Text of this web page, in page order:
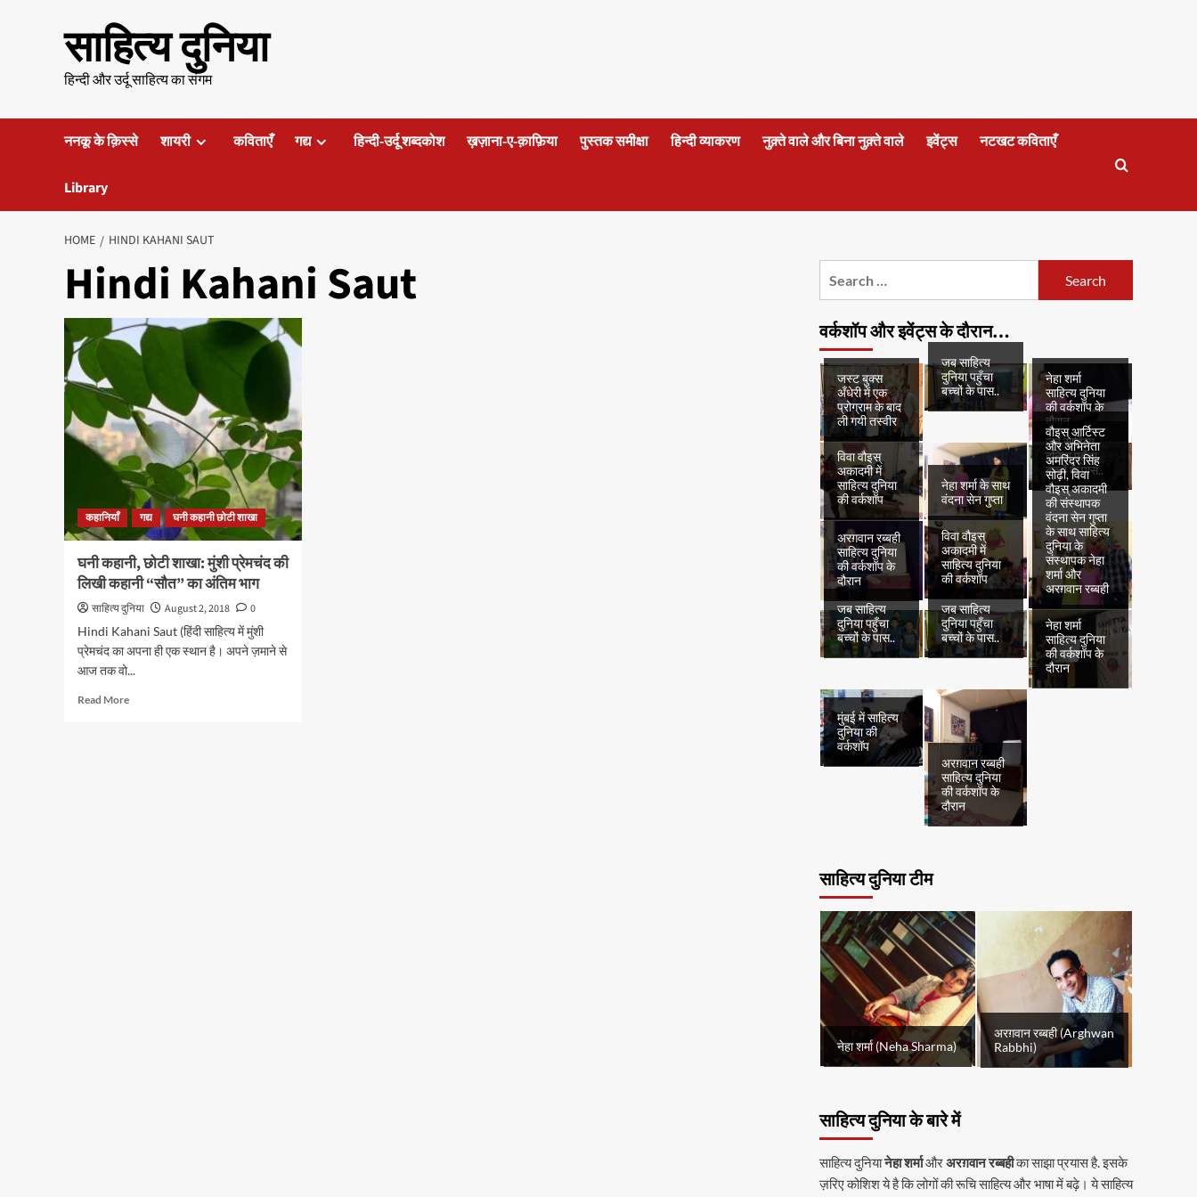
साहित्य दुनिया
हिन्दी और उर्दू साहित्य का संगम
ननकू के क़िस्से शायरी कविताएँ गद्य हिन्दी-उर्दू शब्दकोश ख़ज़ाना-ए-क़ाफ़िया पुस्तक समीक्षा हिन्दी व्याकरण नुक़्ते वाले और बिना नुक़्ते वाले इवेंट्स नटखट कविताएँ
Library
HOME HINDI KAHANI SAUT
Hindi Kahani Saut
कहानियाँ गद्य घनी कहानी छोटी शाखा
घनी कहानी, छोटी शाखा: मुंशी प्रेमचंद की
लिखी कहानी “सौत” का अंतिम भाग
साहित्य दुनिया August 2, 2018
0
Hindi Kahani Saut (हिंदी साहित्य में मुंशी
प्रेमचंद का अपना ही एक स्थान है। अपने ज़माने से
आज तक वो...
Read MoreRead
वर्कशॉप और इवेंट्स के दौरान…
जस्ट बुक्स
अँधेरी में एक
प्रोग्राम के बाद
ली गयी तस्वीर
जब साहित्य
दुनिया पहुँचा
बच्चों के पास..
नेहा शर्मा
साहित्य दुनिया
की वर्कशॉप के
दौरान
विवा वौइस्
अकादमी में
साहित्य दुनिया
की वर्कशॉप
नेहा शर्मा के साथ
वंदना सेन गुप्ता
जब साहित्य
दुनिया पहुँचा
बच्चों के पास..
अरग़वान रब्बही
साहित्य दुनिया
की वर्कशॉप के
दौरान
विवा वौइस्
अकादमी में
साहित्य दुनिया
की वर्कशॉप
वौइस् आर्टिस्ट
और अभिनेता
अमरिंदर सिंह
सोढ़ी, विवा
वौइस् अकादमी
की संस्थापक
वंदना सेन गुप्ता
के साथ साहित्य
दुनिया के
संस्थापक नेहा
शर्मा और
अरग़वान रब्बही
जब साहित्य
दुनिया पहुँचा
बच्चों के पास..
जब साहित्य
दुनिया पहुँचा
बच्चों के पास..
नेहा शर्मा
साहित्य दुनिया
की वर्कशॉप के
दौरान
मुंबई में साहित्य
दुनिया की
वर्कशॉप
अरग़वान रब्बही
साहित्य दुनिया
की वर्कशॉप के
दौरान
साहित्य दुनिया टीम
नेहा शर्मा (Neha Sharma)
अरग़वान रब्बही (Arghwan
Rabbhi)
साहित्य दुनिया के बारे में
साहित्य दुनियानेहा शर्माऔरअरग़वान रब्बहीका साझा प्रयास है. इसके
ज़रिए कोशिश ये है कि लोगों की रूचि साहित्य और भाषा में बढ़े। ये साहित्य